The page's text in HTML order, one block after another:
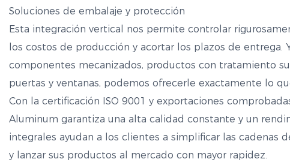
Soluciones de embalaje y protección
Esta integración vertical nos permite controlar
los costos de producción y acortar los plazos de entrega.
componentes mecanizados, productos con tratamiento
puertas y ventanas, podemos ofrecerle exactamente lo
Con la certificación ISO 9001 y exportaciones
Aluminum garantiza una alta calidad constante y un
integrales ayudan a los clientes a simplificar las cadenas
y lanzar sus productos al mercado con mayor rapidez.